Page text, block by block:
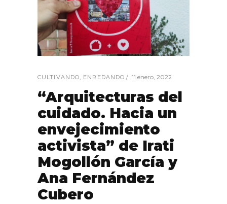
CULTIVANDO, ENREDANDO 11 enero, 2022
“Arquitecturas del
cuidado. Hacia un
envejecimiento
activista” de Irati
Mogollón García y
Ana Fernández
Cubero